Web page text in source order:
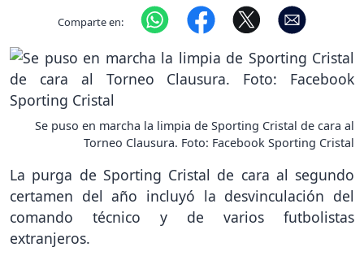
Comparte en:
Se puso en marcha la limpia de Sporting Cristal de cara al
Torneo Clausura. Foto: Facebook Sporting Cristal
La purga de Sporting Cristal de cara al segundo
certamen del año incluyó la desvinculación del
comando técnico y de varios futbolistas
extranjeros.